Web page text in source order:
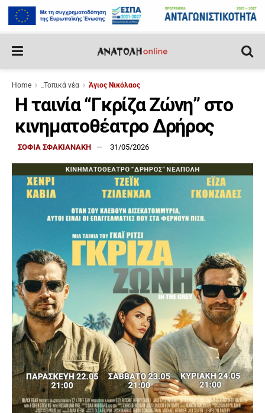
Home _Τοπικά νέα Άγιος Νικόλαος
Η ταινία “Γκρίζα Ζώνη” στο
κινηματοθέατρο Δρήρος
ΣΟΦΙΑ ΣΦΑΚΙΑΝΑΚΗ 31/05/2026